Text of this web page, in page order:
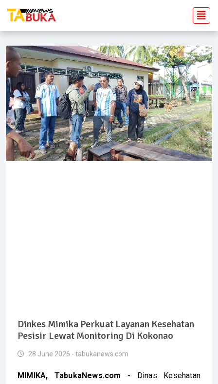
Dinkes Mimika Perkuat Layanan Kesehatan
Pesisir Lewat Monitoring Di Kokonao
28 June 2026 - tabukanews.com
MIMIKA, TabukaNews.com -
Dinas Kesehatan